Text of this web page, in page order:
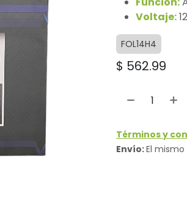
Voltaje:
FOL14H4
$ 562.99
Términos y
Envío:El mismo